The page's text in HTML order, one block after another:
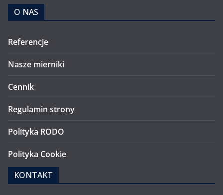
O NAS
Referencje
Nasze mierniki
Cennik
Regulamin strony
Polityka RODO
Polityka Cookie
KONTAKT